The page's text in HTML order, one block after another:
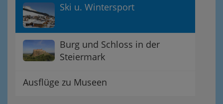
Ski u. Wintersport
Burg und Schloss in der
Steiermark
Ausflüge zu Museen